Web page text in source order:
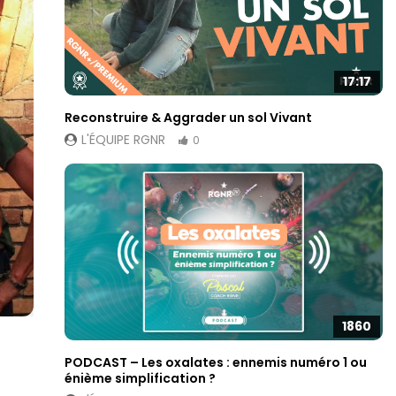
17:17
Reconstruire & Aggrader un sol Vivant
L'ÉQUIPE RGNR
0
1860
PODCAST – Les oxalates : ennemis numéro 1 ou
énième simplification ?